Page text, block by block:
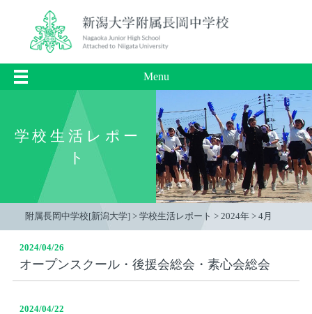
Menu
学校生活レポー
ト
附属長岡中学校[新潟大学] > 学校生活レポート > 2024年 > 4月
2024/04/26
オープンスクール・後援会総会・素心会総会
2024/04/22